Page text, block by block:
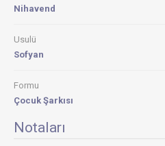
Nihavend
Usulü
Sofyan
Formu
Çocuk Şarkısı
Notaları